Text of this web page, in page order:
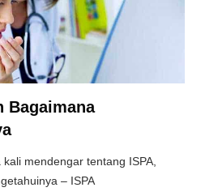
Bagaimana
mendengar tentang ISPA,
– ISPA